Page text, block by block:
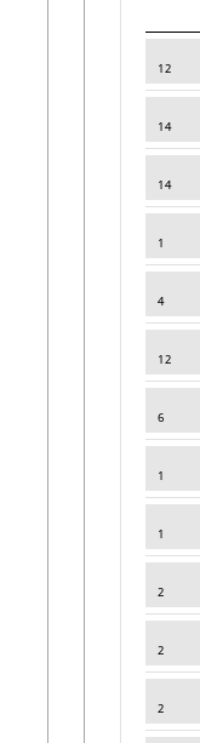
12
14
14
1
4
12
6
1
1
2
2
2